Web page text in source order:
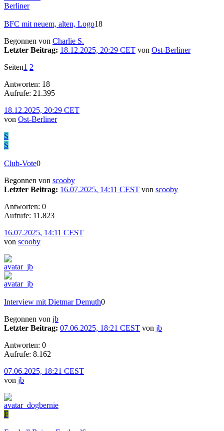
BFC mit neuem, alten, Logo18
Begonnen von Charlie S.
Letzter Beitrag: 18.12.2025, 20:29 CET von Ost-Berliner
Seiten1 2
Antworten: 18
Aufrufe: 21.395
18.12.2025, 20:29 CET
von Ost-Berliner
S
S
Club-Vote0
Begonnen von scooby
Letzter Beitrag: 16.07.2025, 14:11 CEST von scooby
Antworten: 0
Aufrufe: 11.823
16.07.2025, 14:11 CEST
von scooby
Interview mit Dietmar Demuth0
Begonnen von jb
Letzter Beitrag: 07.06.2025, 18:21 CEST von jb
Antworten: 0
Aufrufe: 8.162
07.06.2025, 18:21 CEST
von jb
F